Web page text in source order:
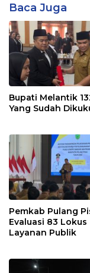
Baca Juga
Bupati Melantik
Yang Sudah
Pemkab Pulang
Evaluasi 83 Lokus
Layanan Publik